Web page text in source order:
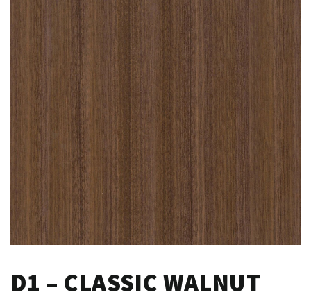
D1 – CLASSIC WALNUT